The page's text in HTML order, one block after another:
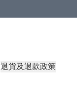
退貨及退款政策